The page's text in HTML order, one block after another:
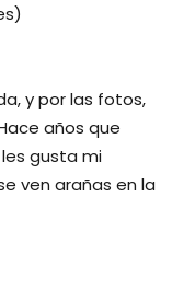
y por las fotos,
años que
gusta mi
ven arañas en la